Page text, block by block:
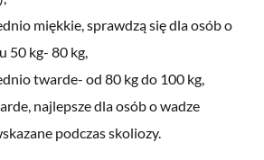
miękkie, sprawdzą się dla osób o
50 kg- 80 kg,
twarde- od 80 kg do 100 kg,
najlepsze dla osób o wadze
podczas skoliozy.